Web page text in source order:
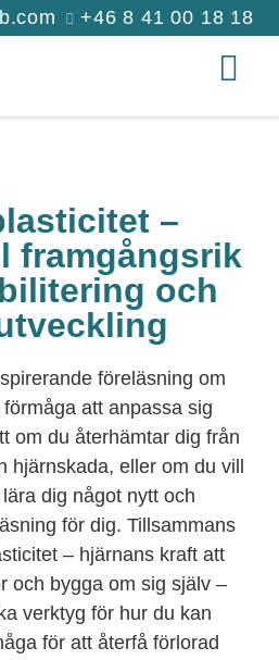
+46 8 41 00 18 18
–
framgångsrik
och
föreläsning om
att anpassa sig
om du återhämtar dig från
hjärnskada, eller om du vill
dig något nytt och
för dig. Tillsammans
– hjärnans kraft att
och bygga om sig själv –
verktyg för hur du kan
för att återfå förlorad